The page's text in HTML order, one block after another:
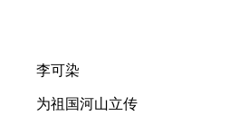
李可染
为祖国河山立传